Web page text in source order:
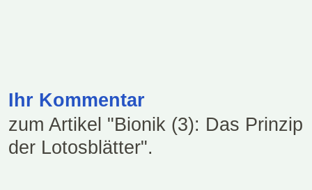
Ihr Kommentar
zum Artikel "Bionik (3): Das Prinzip
der Lotosblätter".